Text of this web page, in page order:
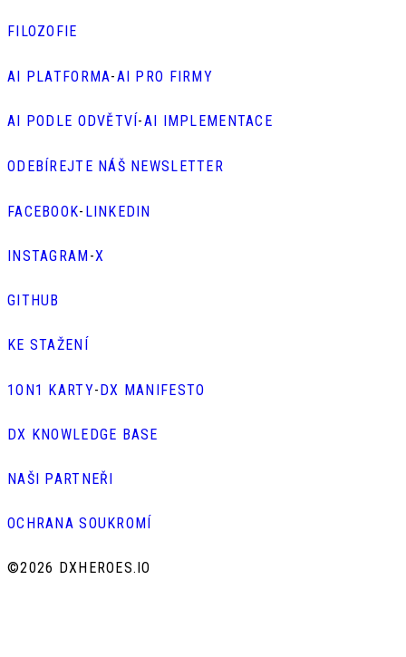
FILOZOFIE
AI PLATFORMA-AI PRO FIRMY
AI PODLE ODVĚTVÍ-AI IMPLEMENTACE
ODEBÍREJTE NÁŠ NEWSLETTER
FACEBOOK- LINKEDIN
INSTAGRAM-X
GITHUB
KE STAŽENÍ
1ON1 KARTY-DX MANIFESTO
DX KNOWLEDGE BASE
NAŠI PARTNEŘI
OCHRANA SOUKROMÍ
©2026 DXHEROES.IO